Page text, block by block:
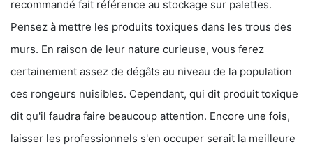
recommandé fait référence au stockage sur palettes.
Pensez à mettre les produits toxiques dans les trous des
murs. En raison de leur nature curieuse, vous ferez
certainement assez de dégâts au niveau de la population
ces rongeurs nuisibles. Cependant, qui dit produit toxique
dit qu'il faudra faire beaucoup attention. Encore une fois,
laisser les professionnels s'en occuper serait la meilleure